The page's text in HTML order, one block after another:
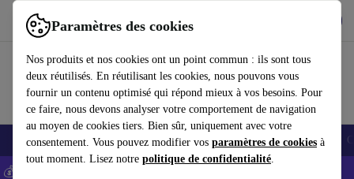
Paramètres des cookies
Nos produits et nos cookies ont un point commun : ils sont tous
deux réutilisés. En réutilisant les cookies, nous pouvons vous
fournir un contenu optimisé qui répond mieux à vos besoins. Pour
ce faire, nous devons analyser votre comportement de navigation
au moyen de cookies tiers. Bien sûr, uniquement avec votre
consentement. Vous pouvez modifier vos paramètres de cookies à
tout moment. Lisez notre politique de confidentialité.
Utilisez refurbed rapidement et facilement
Smartphones Laptops Tablettes Montres connectées Accessoires
💰-5% EXTRA sur les iPhones – Code: IPHONEDEAL -